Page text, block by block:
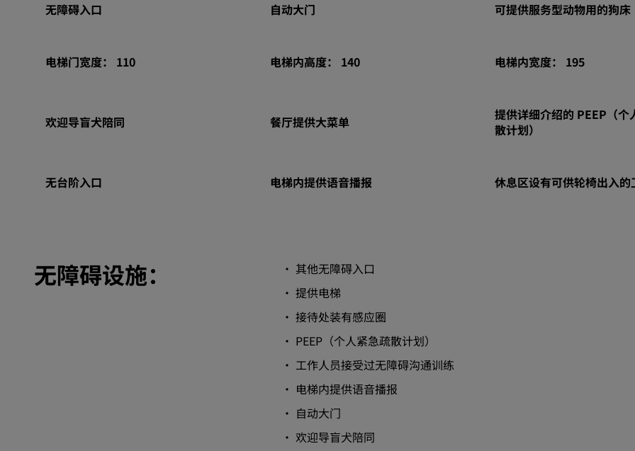
无障碍入口 自动大门 可提供服务型动物用的狗床
电梯门宽度： 110 电梯内高度： 140 电梯内宽度： 195
欢迎导盲犬陪同 餐厅提供大菜单
提供详细介绍的 PEEP（个
散计划）
无台阶入口 电梯内提供语音播报 休息区设有可供轮椅出入的
无障碍设施：
• 其他无障碍入口
• 提供电梯
• 接待处装有感应圈
• PEEP（个人紧急疏散计划）
• 工作人员接受过无障碍沟通训练
• 电梯内提供语音播报
• 自动大门
• 欢迎导盲犬陪同